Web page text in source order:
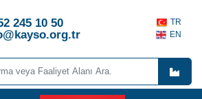
245 10 50
TR
EN